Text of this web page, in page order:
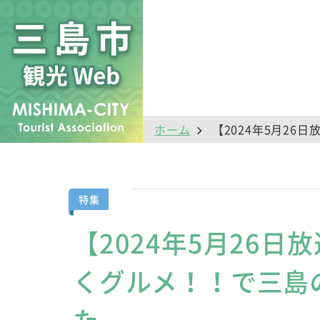
ホーム 【2024年5月26日
特集
【2024年5月26日
くグルメ！！で三